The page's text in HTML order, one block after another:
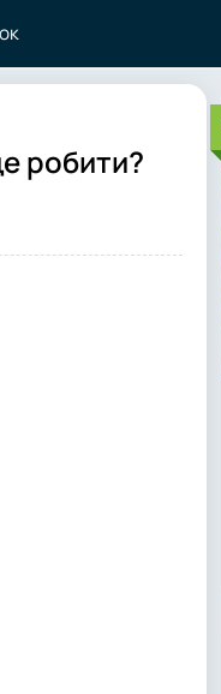
робити?